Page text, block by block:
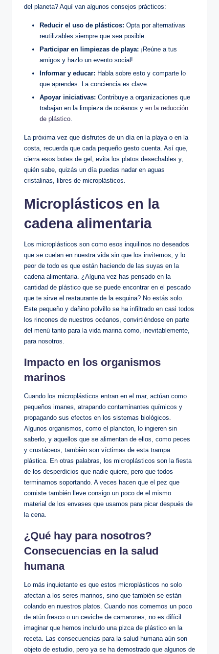
del planeta? Aquí van​ algunos consejos prácticos:
Reducir el uso ⁤de plásticos: Opta por alternativas
reutilizables ‍siempre que sea posible.
Participar en limpiezas ‍de playa: ¡Reúne ‌a tus
amigos y hazlo un evento ⁤social!
Informar ⁢y‍ educar: Habla sobre esto y comparte lo
que aprendes. La conciencia es clave.
Apoyar iniciativas: Contribuye a organizaciones que
trabajan en la limpieza de océanos y en la reducción
de plástico.
La próxima vez que disfrutes de un día en la playa o en la
costa, recuerda que cada pequeño gesto cuenta. Así ⁤que,
cierra esos botes de ⁢gel, evita los platos desechables y,
‍quién ​sabe, quizás un día puedas‌ nadar en ⁢aguas
cristalinas, libres de microplásticos.
Microplásticos en la
cadena alimentaria
Los microplásticos​ son como esos inquilinos no deseados
que se cuelan en nuestra vida sin que los invitemos, y lo
peor de todo es que están haciendo de las suyas en la
cadena alimentaria. ¿Alguna⁢ vez has pensado en la
cantidad de plástico que se puede encontrar en el pescado
que te sirve el ‍restaurante de la ⁣esquina? No estás solo.
Este pequeño y dañino polvillo se ha infiltrado en casi todos
los rincones de nuestros océanos, convirtiéndose en parte
del menú tanto para la vida marina como, inevitablemente,
para nosotros.
Impacto en los organismos
marinos
Cuando los microplásticos entran en el mar, actúan como
pequeños imanes,⁤ atrapando contaminantes químicos y
propagando sus efectos en los sistemas biológicos.
Algunos organismos, como el plancton, lo ingieren sin
saberlo, y ‌aquellos que se alimentan de ellos, como peces
y crustáceos, también son víctimas de esta ​trampa
plástica. En otras palabras, los⁤ microplásticos son la fiesta
de los desperdicios que nadie quiere, pero que todos
terminamos soportando. A veces hacen que el pez que
comiste también lleve ​consigo un poco de el mismo
material de los envases que usamos ‌para picar después de
la cena.
¿Qué hay para‍ nosotros?
Consecuencias en la salud
humana
Lo más inquietante es que estos microplásticos no solo⁤
afectan a ​los seres marinos,⁢ sino que también se están‌
colando en nuestros platos. Cuando nos comemos un poco
de atún fresco o un ceviche de camarones, no ⁤es difícil
imaginar que hemos incluido una pizca de plástico‍ en⁤ la
receta. Las consecuencias para la salud humana aún son
objeto de estudio, pero ya se ha demostrado que algunos de